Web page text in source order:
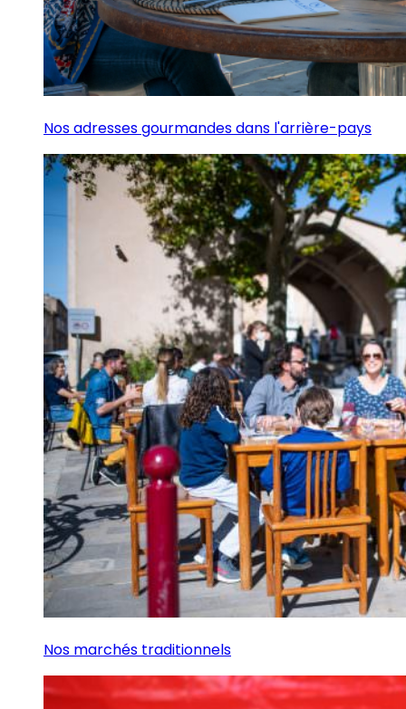
Nos adresses gourmandes dans l'arrière-pays
Nos marchés traditionnels